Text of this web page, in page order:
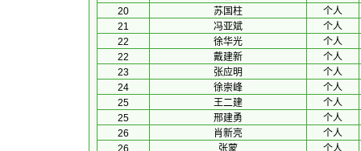
20
苏国柱
个人
21
冯亚斌
个人
22
徐华光
个人
22
戴建新
个人
23
张应明
个人
24
徐崇峰
个人
25
王二建
个人
25
邢建勇
个人
26
肖新亮
个人
26
张蒙
个人